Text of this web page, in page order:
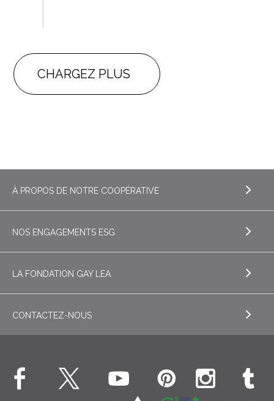
CHARGEZ PLUS
À PROPOS DE NOTRE COOPÉRATIVE
EXPLORE À PROPOS DE NOTRE COOPÉRATIVE
Nos gens
NOS ENGAGEMENTS ESG
EXPLORE NOS ENGAGEMENTS ESG
Principes coopératifs
LA FONDATION GAY LEA
EXPLORE LA FONDATION GAY LEA
CONTACTEZ-NOUS
Contactez-nous